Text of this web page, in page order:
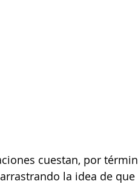
cuestan, por
la idea de